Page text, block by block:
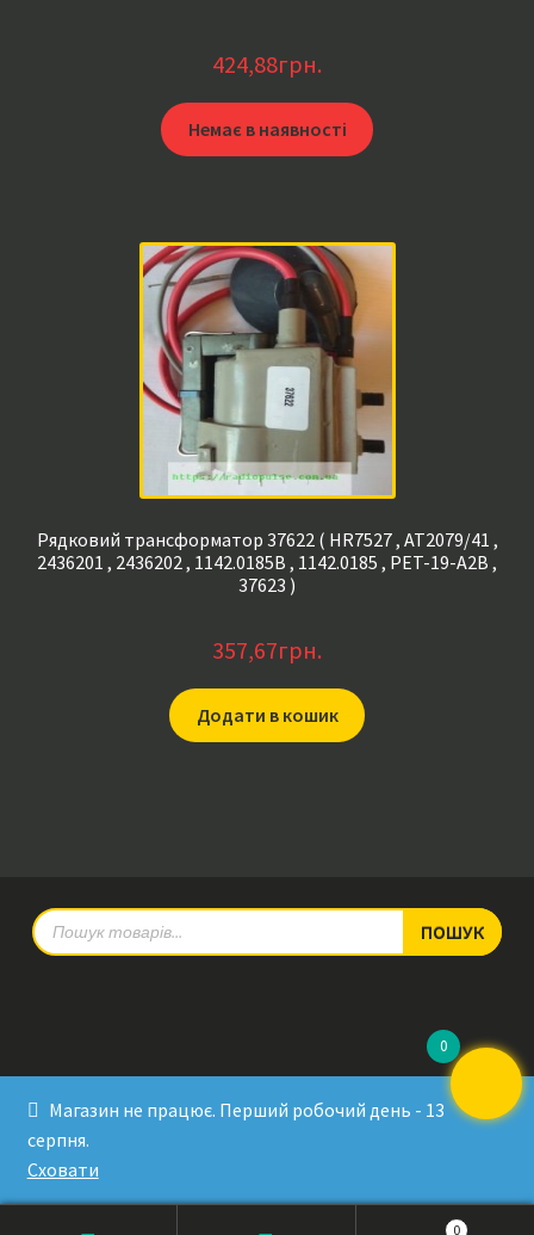
Магазин не працює. Перший робочий день - 13
серпня.
Сховати
424,88грн.
Немає в наявності
Рядковий трансформатор 37622 ( HR7527 , AT2079/41 ,
2436201 , 2436202 , 1142.0185B , 1142.0185 , PET-19-A2B ,
37623 )
357,67грн.
Додати в кошик
Products
search
ПОШУК
Developed by Sergey Krinitsa
0
0